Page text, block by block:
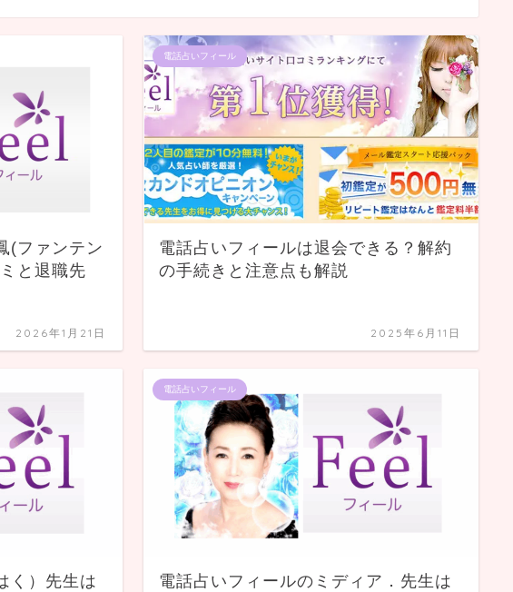
(ファンテン
と退職先
2026年1月21日
電話占いフィール
電話占いフィールは退会できる？解約
の手続きと注意点も解説
2025年6月11日
く）先生は
電話占いフィール
電話占いフィールのミディア．先生は